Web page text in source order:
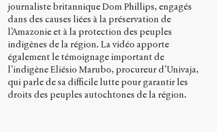
s
-
p
u
b
l
i
.
o
journaliste britannique Dom Phillips, engagés
dans des causes liées à la préservation de
l’Amazonie et à la protection des peuples
indigènes de la région. La vidéo apporte
également le témoignage important de
l’indigène Eliésio Marubo, procureur d’Univaja,
qui parle de sa difficile lutte pour garantir les
droits des peuples autochtones de la région.